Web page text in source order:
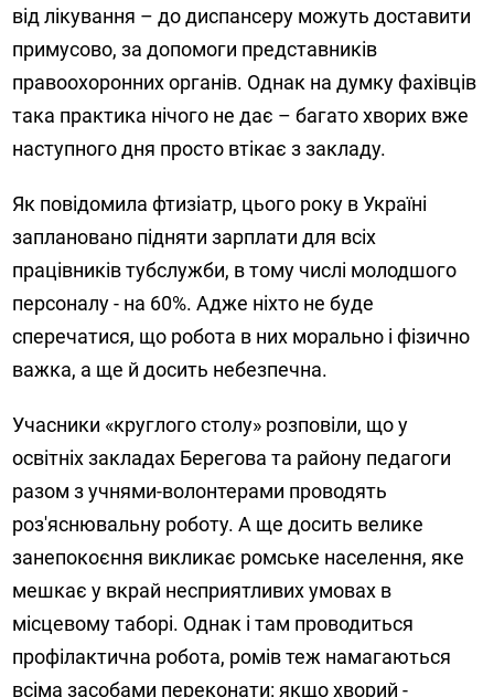
від лікування – до диспансеру можуть доставити
примусово, за допомоги представників
правоохоронних органів. Однак на думку фахівців
така практика нічого не дає – багато хворих вже
наступного дня просто втікає з закладу.
Як повідомила фтизіатр, цього року в Україні
заплановано підняти зарплати для всіх
працівників тубслужби, в тому числі молодшого
персоналу - на 60%. Адже ніхто не буде
сперечатися, що робота в них морально і фізично
важка, а ще й досить небезпечна.
Учасники «круглого столу» розповіли, що у
освітніх закладах Берегова та району педагоги
разом з учнями-волонтерами проводять
роз'яснювальну роботу. А ще досить велике
занепокоєння викликає ромське населення, яке
мешкає у вкрай несприятливих умовах в
місцевому таборі. Однак і там проводиться
профілактична робота, ромів теж намагаються
всіма засобами переконати: якщо хворий -